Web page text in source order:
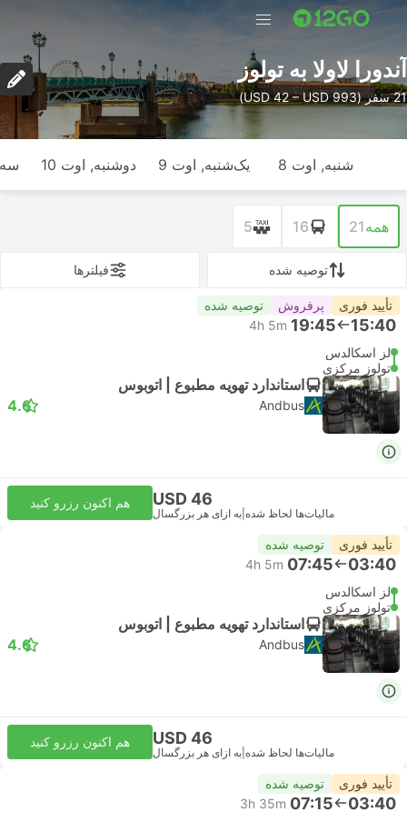
آندورا لاولا به تولوز
21 سفر (USD 42 – USD 993)
شنبه, اوت 8 یک‌شنبه, اوت 9 دوشنبه, اوت 10
همه21
16
5
توصیه شده فیلتر‌ها
تأیید فوری پرفروش توصیه شده
15:40
19:45
4h 5m
لز اسکالدس
تولوز مرکزی
استاندارد تهویه مطبوع | اتوبوس
Andbus
4.6
USD 46
مالیات‌ها لحاظ شده به ازای هر بزرگسال
هم اکنون رزرو کنید
تأیید فوری توصیه شده
03:40
07:45
4h 5m
لز اسکالدس
تولوز مرکزی
استاندارد تهویه مطبوع | اتوبوس
Andbus
4.6
USD 46
مالیات‌ها لحاظ شده به ازای هر بزرگسال
هم اکنون رزرو کنید
تأیید فوری توصیه شده
03:40
07:15
3h 35m